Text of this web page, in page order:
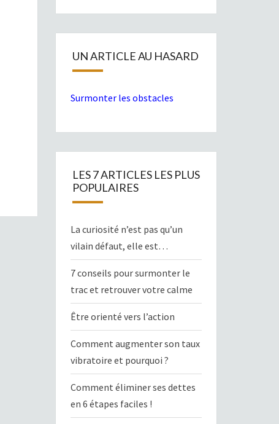
UN ARTICLE AU HASARD
Surmonter les obstacles
LES 7 ARTICLES LES PLUS
POPULAIRES
La curiosité n’est pas qu’un
vilain défaut, elle est…
7 conseils pour surmonter le
trac et retrouver votre calme
Être orienté vers l’action
Comment augmenter son taux
vibratoire et pourquoi ?
Comment éliminer ses dettes
en 6 étapes faciles !